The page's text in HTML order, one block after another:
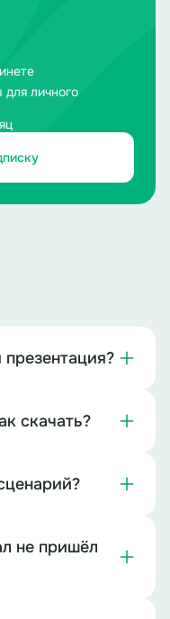
личного
скачать?
не пришёл